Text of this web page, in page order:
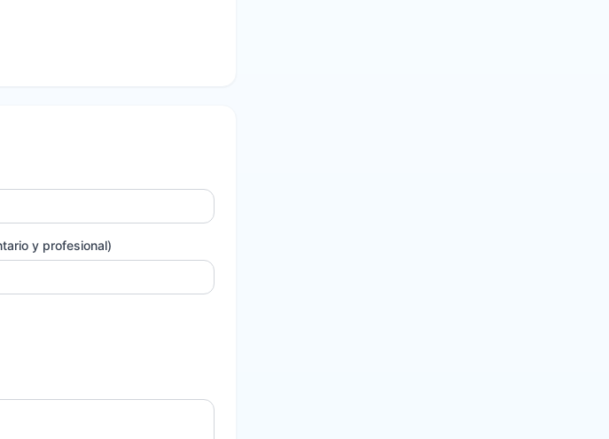
y profesional)